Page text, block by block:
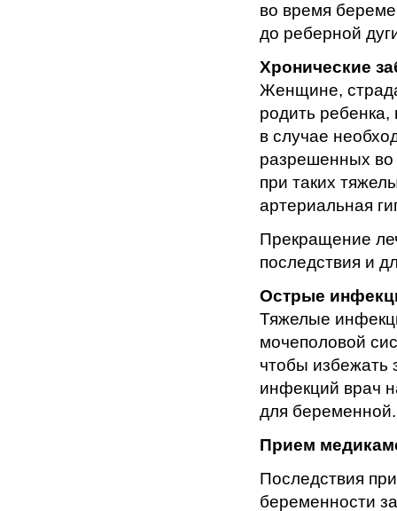
во время
до реберной
Хронические
Женщине,
родить
в случае
разрешенных
при таких
артериальная
Прекращение
последствия и
Острые
Тяжелые
мочеполовой
чтобы избежать
инфекций врач
для беременной.
Прием
Последствия
беременности